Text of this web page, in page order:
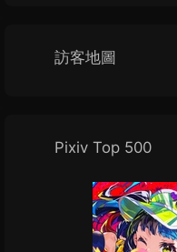
訪客地圖
Pixiv Top 500